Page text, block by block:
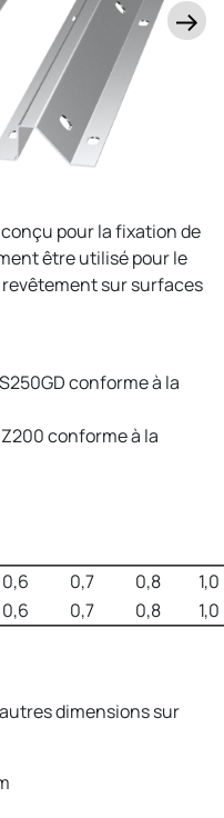
pour la fixation de
être utilisé pour le
sur surfaces
conforme à la
conforme à la
0,6 0,7 0,8
1,0
0,6 0,7 0,8 1,0
dimensions sur